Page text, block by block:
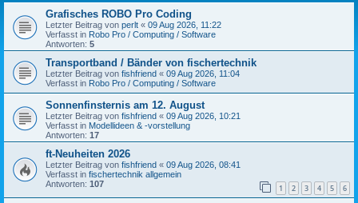
Grafisches ROBO Pro Coding
Letzter Beitrag von perlt « 09 Aug 2026, 11:22
Verfasst in Robo Pro / Computing / Software
Antworten: 5
Transportband / Bänder von fischertechnik
Letzter Beitrag von fishfriend « 09 Aug 2026, 11:04
Verfasst in Robo Pro / Computing / Software
Sonnenfinsternis am 12. August
Letzter Beitrag von fishfriend « 09 Aug 2026, 10:21
Verfasst in Modellideen & -vorstellung
Antworten: 17
ft-Neuheiten 2026
Letzter Beitrag von fishfriend « 09 Aug 2026, 08:41
Verfasst in fischertechnik allgemein
Antworten: 107 1 2 3 4 5 6